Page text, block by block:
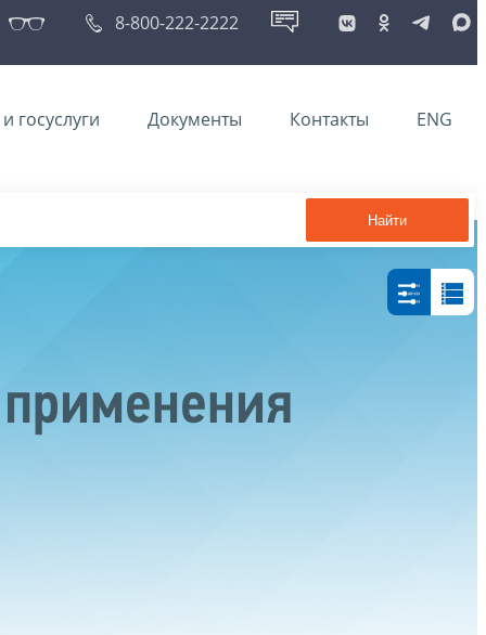
8-800-222-2222
госуслуги Документы Контакты ENG
Найти